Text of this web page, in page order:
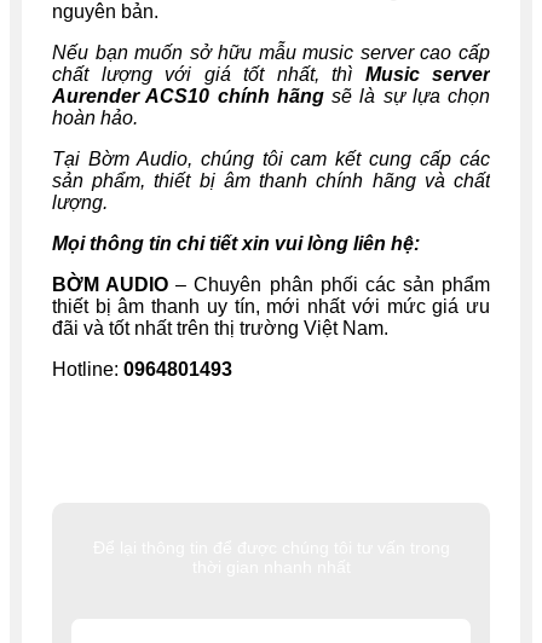
nguyên bản.
Nếu bạn muốn sở hữu mẫu music server cao cấp
chất lượng với giá tốt nhất, thì Music server
Aurender ACS10 chính hãngsẽ là sự lựa chọn
hoàn hảo.
Tại Bờm Audio, chúng tôi cam kết cung cấp các
sản phẩm, thiết bị âm thanh chính hãng và chất
lượng.
Mọi thông tin chi tiết xin vui lòng liên hệ:
BỜM AUDIO – Chuyên phân phối các sản phẩm
thiết bị âm thanh uy tín, mới nhất với mức giá ưu
đãi và tốt nhất trên thị trường Việt Nam.
Hotline: 0964801493